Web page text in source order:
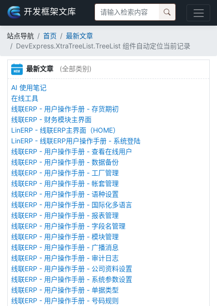
开发框架文库
站点导航 首页
最新文章
DevExpress.XtraTreeList.TreeList 组件自动定位当前记录
最新文章 (全部类别)
AI 使用笔记
在线工具
线联ERP - 用户操作手册 - 存货期初
线联ERP - 财务模块主界面
LinERP - 线联ERP主界面（HOME）
LinERP - 线联ERP用户操作手册 - 系统登陆
线联ERP - 用户操作手册 - 查看在线用户
线联ERP - 用户操作手册 - 数据备份
线联ERP - 用户操作手册 - 工厂管理
线联ERP - 用户操作手册 - 帐套管理
线联ERP - 用户操作手册 - 语种设置
线联ERP - 用户操作手册 - 国际化多语言
线联ERP - 用户操作手册 - 报表管理
线联ERP - 用户操作手册 - 字段名管理
线联ERP - 用户操作手册 - 模块管理
线联ERP - 用户操作手册 - 广播消息
线联ERP - 用户操作手册 - 审计日志
线联ERP - 用户操作手册 - 公司资料设置
线联ERP - 用户操作手册 - 系统参数设置
线联ERP - 用户操作手册 - 单据类型
线联ERP - 用户操作手册 - 号码规则